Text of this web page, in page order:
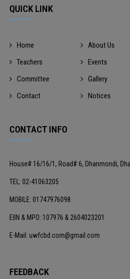
QUICK LINK
Home
About Us
Teachers
Events
Committee
Gallery
Contact
Notices
CONTACT INFO
House# 16/16/1, Road# 6, Dhanmondi,
TEL: 02-41063205
MOBILE: 01747976098
EIIN & MPO: 107976 & 2604023201
E-Mail: uwfcbd.com@gmail.com
FEEDBACK